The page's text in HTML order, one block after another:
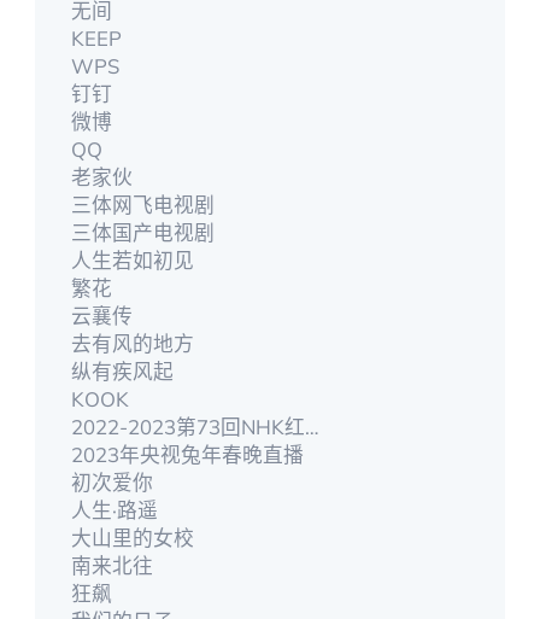
无间
KEEP
WPS
钉钉
微博
QQ
老家伙
三体网飞电视剧
三体国产电视剧
人生若如初见
繁花
云襄传
去有风的地方
纵有疾风起
KOOK
2022-2023第73回NHK红白歌合戰
2023年央视兔年春晚直播
初次爱你
人生·路遥
大山里的女校
南来北往
狂飙